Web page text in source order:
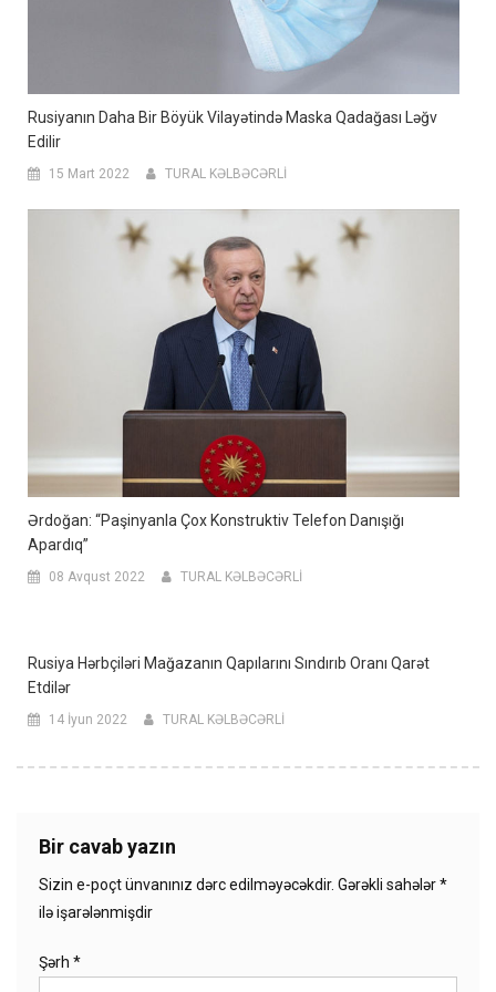
Rusiyanın Daha Bir Böyük Vilayətində Maska Qadağası Ləğv
Edilir
15 Mart 2022 TURAL KƏLBƏCƏRLİ
Ərdoğan: “Paşinyanla Çox Konstruktiv Telefon Danışığı
Apardıq”
08 Avqust 2022 TURAL KƏLBƏCƏRLİ
Rusiya Hərbçiləri Mağazanın Qapılarını Sındırıb Oranı Qarət
Etdilər
14 İyun 2022 TURAL KƏLBƏCƏRLİ
Bir cavab yazın
Sizin e-poçt ünvanınız dərc edilməyəcəkdir. Gərəkli sahələr*
ilə işarələnmişdir
Şərh *